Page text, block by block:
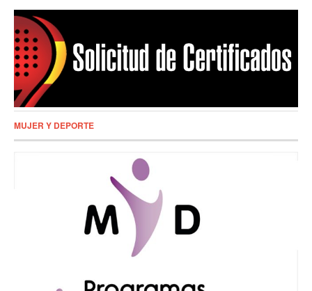
MUJER Y DEPORTE